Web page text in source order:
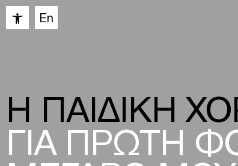
Ανοίξτε τη γραμμή εργαλείων
En
Η ΠΑΙΔΙΚΗ
ΓΙΑ ΠΡΩΤΗ